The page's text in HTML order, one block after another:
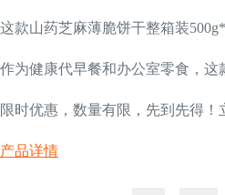
这款山药芝麻薄脆饼干整箱装
作为健康代早餐和办公室零食，这
限时优惠，数量有限，先到先得
产品详情